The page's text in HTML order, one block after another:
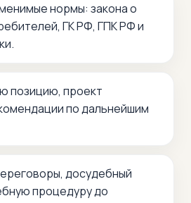
нормы: закона о
ГК РФ, ГПК РФ и
позицию, проект
по дальнейшим
досудебный
процедуру до